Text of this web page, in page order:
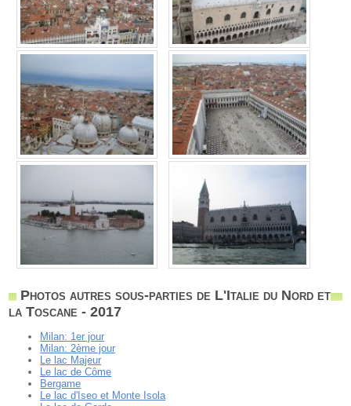
Photos autres sous-parties de L'Italie du Nord et
la Toscane - 2017
Milan: 1er jour
Milan: 2ème jour
Le lac Majeur
Le lac de Côme
Bergame
Le lac d'Iseo et Monte Isola